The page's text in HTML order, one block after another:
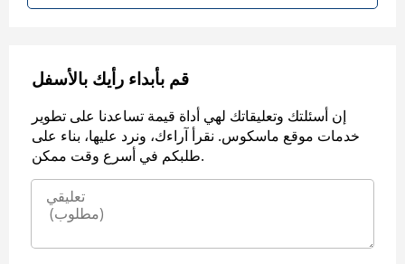
قم بأبداء رأيك بالأسفل
إن أسئلتك وتعليقاتك لهي أداة قيمة تساعدنا على تطوير
خدمات موقع ماسكوس. نقرأ آراءك، ونرد عليها، بناء على
طلبكم في أسرع وقت ممكن.